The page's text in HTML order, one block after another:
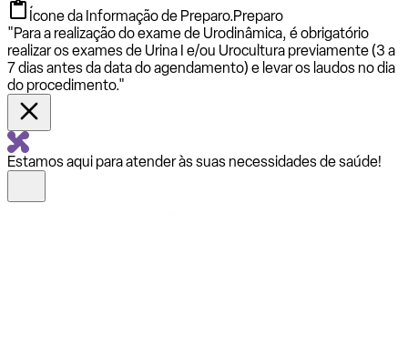
Ícone da Informação de Preparo.Preparo
"Para a realização do exame de Urodinâmica, é obrigatório
realizar os exames de Urina I e/ou Urocultura previamente (3 a
7 dias antes da data do agendamento) e levar os laudos no dia
do procedimento."
Estamos aqui para atender às suas necessidades de saúde!